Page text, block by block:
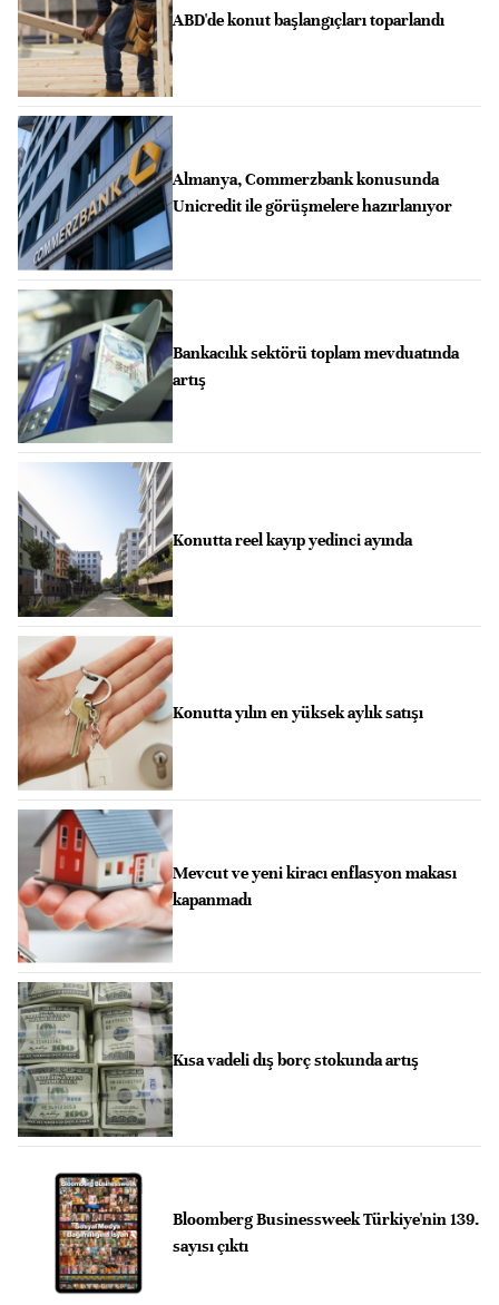
ABD'de konut başlangıçları toparlandı
Almanya, Commerzbank konusunda
Unicredit ile görüşmelere hazırlanıyor
Bankacılık sektörü toplam mevduatında
artış
Konutta reel kayıp yedinci ayında
Konutta yılın en yüksek aylık satışı
Mevcut ve yeni kiracı enflasyon makası
kapanmadı
Kısa vadeli dış borç stokunda artış
Bloomberg Businessweek Türkiye'nin 139.
sayısı çıktı